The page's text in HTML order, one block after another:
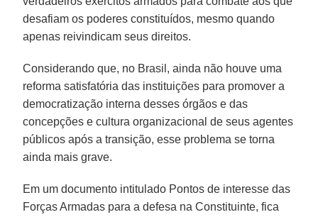
desafiam os poderes constituídos, mesmo quando
apenas reivindicam seus direitos.
Considerando que, no Brasil, ainda não houve uma
reforma satisfatória das instituições para promover a
democratização interna desses órgãos e das
concepções e cultura organizacional de seus agentes
públicos após a transição, esse problema se torna
ainda mais grave.
Em um documento intitulado Pontos de interesse das
Forças Armadas para a defesa na Constituinte, fica